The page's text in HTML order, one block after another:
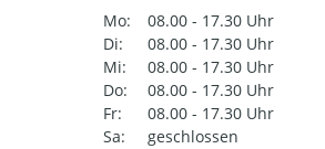
Mo:
08.00 - 17.30 Uhr
Di:
08.00 - 17.30 Uhr
Mi:
08.00 - 17.30 Uhr
Do:
08.00 - 17.30 Uhr
Fr:
08.00 - 17.30 Uhr
Sa:
geschlossen